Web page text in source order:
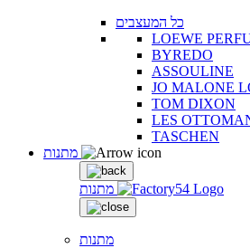
כל המעצבים
LOEWE
BYREDO
ASSOULINE
JO MALONE
TOM DIXON
LES
TASCHEN
מתנות
מתנות